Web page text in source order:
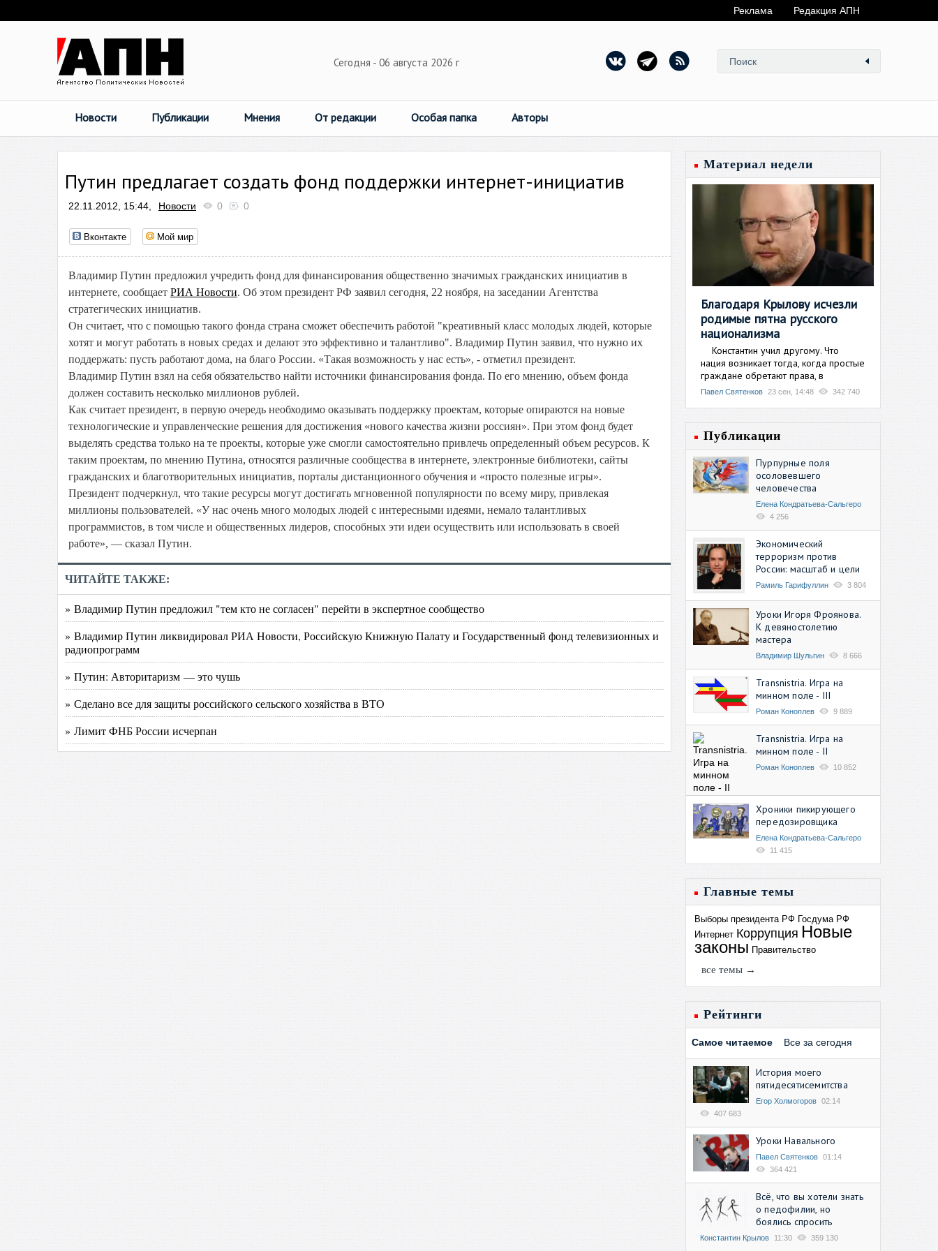
Реклама Редакция АПН
Сегодня - 06 августа 2026 г
Новости Публикации Мнения От редакции Особая папка Авторы
Путин предлагает создать фонд поддержки интернет-инициатив
22.11.2012, 15:44, Новости 0 0
Вконтакте Мой мир
Владимир Путин предложил учредить фонд для финансирования общественно значимых гражданских инициатив в
интернете, сообщает РИА Новости. Об этом президент РФ заявил сегодня, 22 ноября, на заседании Агентства
стратегических инициатив.
Он считает, что с помощью такого фонда страна сможет обеспечить работой "креативный класс молодых людей, которые
хотят и могут работать в новых средах и делают это эффективно и талантливо". Владимир Путин заявил, что нужно их
поддержать: пусть работают дома, на благо России. «Такая возможность у нас есть», - отметил президент.
Владимир Путин взял на себя обязательство найти источники финансирования фонда. По его мнению, объем фонда
должен составить несколько миллионов рублей.
Как считает президент, в первую очередь необходимо оказывать поддержку проектам, которые опираются на новые
технологические и управленческие решения для достижения «нового качества жизни россиян». При этом фонд будет
выделять средства только на те проекты, которые уже смогли самостоятельно привлечь определенный объем ресурсов. К
таким проектам, по мнению Путина, относятся различные сообщества в интернете, электронные библиотеки, сайты
гражданских и благотворительных инициатив, порталы дистанционного обучения и «просто полезные игры».
Президент подчеркнул, что такие ресурсы могут достигать мгновенной популярности по всему миру, привлекая
миллионы пользователей. «У нас очень много молодых людей с интересными идеями, немало талантливых
программистов, в том числе и общественных лидеров, способных эти идеи осуществить или использовать в своей
работе», — сказал Путин.
ЧИТАЙТЕ ТАКЖЕ:
» Владимир Путин предложил "тем кто не согласен" перейти в экспертное сообщество
» Владимир Путин ликвидировал РИА Новости, Российскую Книжную Палату и Государственный фонд телевизионных и
радиопрограмм
» Путин: Авторитаризм — это чушь
» Сделано все для защиты российского сельского хозяйства в ВТО
» Лимит ФНБ России исчерпан
Материал недели
Благодаря Крылову исчезли
родимые пятна русского
национализма
Константин учил другому. Что
нация возникает тогда, когда простые
граждане обретают права, в
Павел Святенков 23 сен, 14:48 342 740
Публикации
Пурпурные поля
осоловевшего
человечества
Елена Кондратьева-Сальгеро
4 256
Экономический
терроризм против
России: масштаб и цели
Рамиль Гарифуллин 3 804
Уроки Игоря Фроянова.
К девяностолетию
мастера
Владимир Шульгин 8 666
Transnistria. Игра на
минном поле - III
Роман Коноплев 9 889
Transnistria. Игра на
минном поле - II
Роман Коноплев 10 852
Хроники пикирующего
передозировщика
Елена Кондратьева-Сальгеро
11 415
Главные темы
Выборы президента РФ Госдума РФ
Интернет Коррупция Новые
законы Правительство
все темы →
Рейтинги
Самое читаемое Все за сегодня
История моего
пятидесятисемитства
Егор Холмогоров 02:14
407 683
Уроки Навального
Павел Святенков 01:14
364 421
Всё, что вы хотели знать
о педофилии, но
боялись спросить
Константин Крылов 11:30 359 130